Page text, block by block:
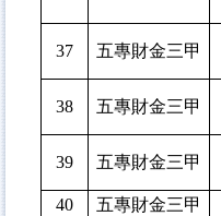
37 五專財金三甲
38 五專財金三甲
39 五專財金三甲
40 五專財金三甲